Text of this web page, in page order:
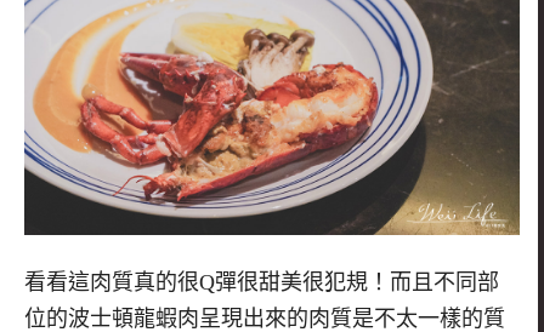
看看這肉質真的很Q彈很甜美很犯規！而且不同部
位的波士頓龍蝦肉呈現出來的肉質是不太一樣的質